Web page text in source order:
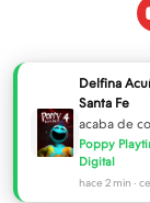
Delfina
Santa Fe
acaba de
Poppy
Digital
hace 2 min ·